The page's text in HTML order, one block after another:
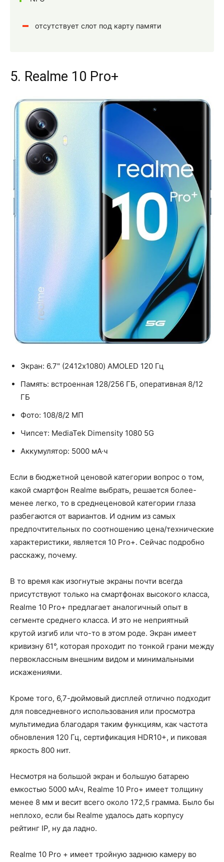
отсутствует слот под карту памяти
5. Realme 10 Pro+
Экран: 6.7" (2412x1080) AMOLED 120 Гц
Память: встроенная 128/256 ГБ, оперативная 8/12
ГБ
Фото: 108/8/2 МП
Чипсет: MediaTek Dimensity 1080 5G
Аккумулятор: 5000 мА·ч
Если в бюджетной ценовой категории вопрос о том,
какой смартфон Realme выбрать, решается более-
менее легко, то в среднеценовой категории глаза
разбегаются от вариантов. И одним из самых
предпочтительных по соотношению цена/технические
характеристики, является 10 Pro+. Сейчас подробно
расскажу, почему.
В то время как изогнутые экраны почти всегда
присутствуют только на смартфонах высокого класса,
Realme 10 Pro+ предлагает аналогичный опыт в
сегменте среднего класса. И это не неприятный
крутой изгиб или что-то в этом роде. Экран имеет
кривизну 61°, которая проходит по тонкой грани между
первоклассным внешним видом и минимальными
искажениями.
Кроме того, 6,7-дюймовый дисплей отлично подходит
для повседневного использования или просмотра
мультимедиа благодаря таким функциям, как частота
обновления 120 Гц, сертификация HDR10+, и пиковая
яркость 800 нит.
Несмотря на большой экран и большую батарею
емкостью 5000 мАч, Realme 10 Pro+ имеет толщину
менее 8 мм и весит всего около 172,5 грамма. Было бы
неплохо, если бы Realme удалось дать корпусу
рейтинг IP, ну да ладно.
Realme 10 Pro + имеет тройную заднюю камеру во